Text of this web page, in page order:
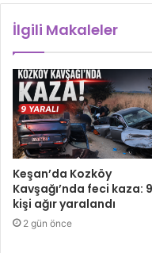
İlgili Makaleler
Keşan’da Kozköy
Kavşağı’nda feci kaza: 9
kişi ağır yaralandı
2 gün önce